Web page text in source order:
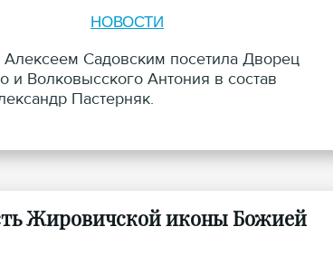
НОВОСТИ
Садовским посетила Дворец
и Волковысского Антония в состав
Пастерняк.
Жировичской иконы Божией